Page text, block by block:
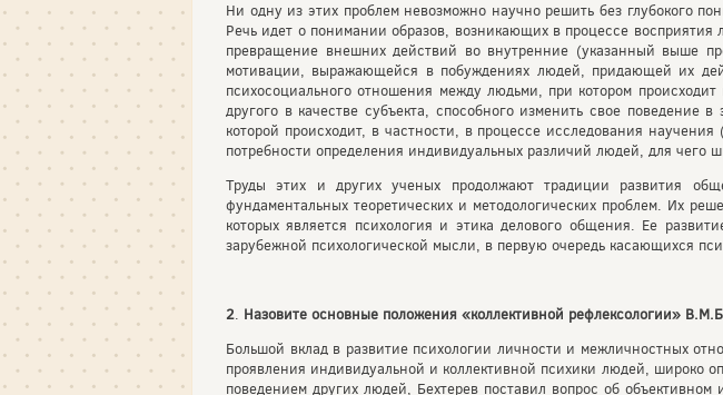
Ни одну из этих проблем невозможно научно решить без глубокого
Речь идет о понимании образов, возникающих в процессе
превращение внешних действий во внутренние (указанный выше
мотивации, выражающейся в побуждениях людей, придающей их
психосоциального отношения между людьми, при котором
другого в качестве субъекта, способного изменить свое поведение
которой происходит, в частности, в процессе исследования
потребности определения индивидуальных различий людей, для чего
Труды этих и других ученых продолжают традиции развития
фундаментальных теоретических и методологических проблем. Их
которых является психология и этика делового общения. Ее
зарубежной психологической мысли, в первую очередь касающихся
2. Назовите основные положения «коллективной рефлексологии»
Большой вклад в развитие психологии личности и межличностных
проявления индивидуальной и коллективной психики людей, широко
поведением других людей, Бехтерев поставил вопрос об